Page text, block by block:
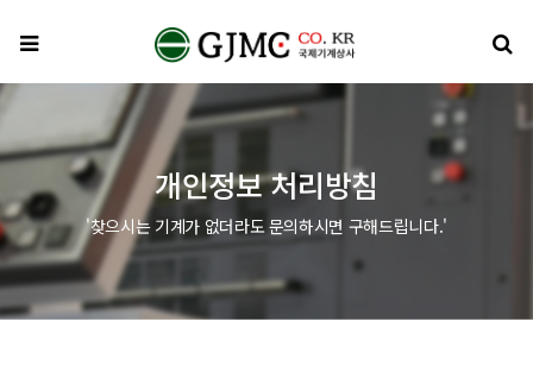
메뉴
개인정보 처리방침
'찾으시는 기계가 없더라도 문의하시면 구해드립니다.'